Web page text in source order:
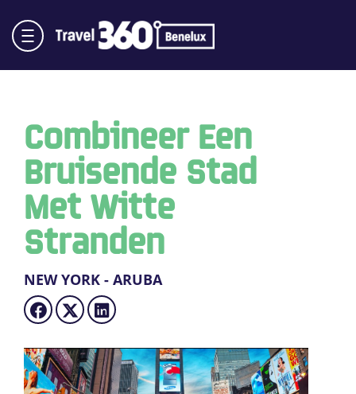
Combineer Een
Bruisende Stad
Met Witte
Stranden
NEW YORK - ARUBA